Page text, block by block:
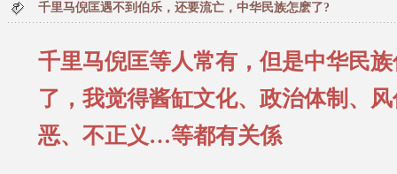
千里马倪匡遇不到伯乐，还要流亡，中华民族怎麽了?
千里马倪匡等人常有，但是中华民
了，我觉得酱缸文化、政治体制、
恶、不正义…等都有关係